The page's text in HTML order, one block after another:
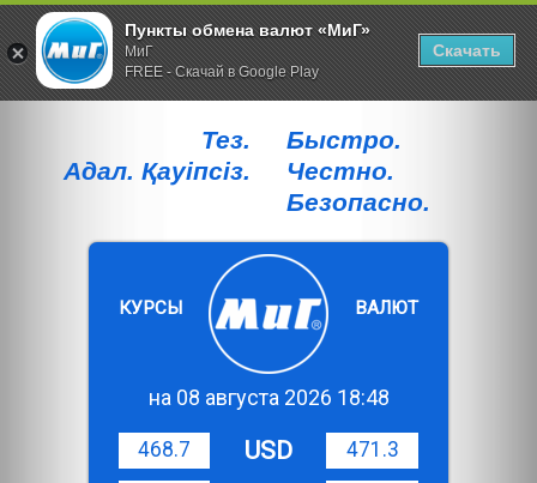
Тез.
Адал. Қауiпсiз.
Быстро.
Честно.
Безопасно.
КУРСЫ ВАЛЮТ
на 08 августа 2026 18:48
468.7 USD
471.3
Пункты обмена валют «МиГ»
МиГ
FREE - Скачай в Google Play
Скачать